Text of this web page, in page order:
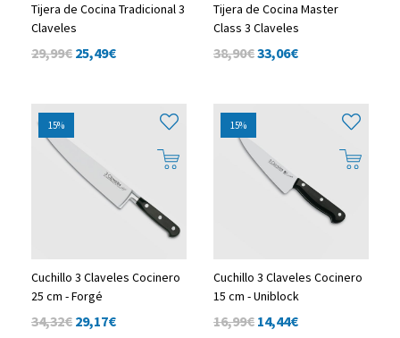
Tijera de Cocina Tradicional 3
Claveles
29,99€ 25,49€
Tijera de Cocina Master
Class 3 Claveles
38,90€33,06€
15%
Cuchillo 3 Claveles Cocinero
25 cm - Forgé
34,32€ 29,17€
15%
Cuchillo 3 Claveles Cocinero
15 cm - Uniblock
16,99€ 14,44€